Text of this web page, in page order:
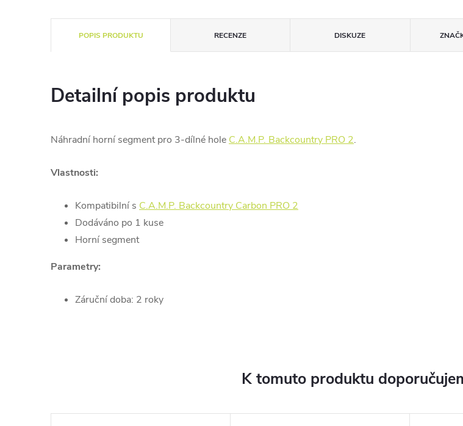
POPIS PRODUKTU RECENZE DISKUZE
Detailní popis produktu
Náhradní horní segment pro 3-dílné hole C.A.M.P. Backcountry PRO 2.
Vlastnosti:
Kompatibilní s C.A.M.P. Backcountry Carbon PRO 2
Dodáváno po 1 kuse
Horní segment
Parametry:
Záruční doba: 2 roky
K tomuto produktu